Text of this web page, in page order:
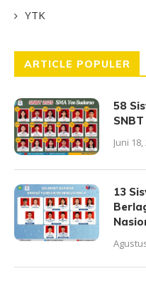
YTK
ARTICLE POPULER
58
Juni 18,
13